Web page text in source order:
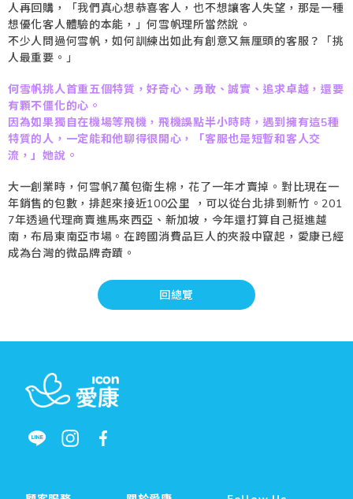
人再回購，「我們真心想恭喜客人，也不想讓客人失望，那是一種
想優化客人體驗的本能，」何雪帆理所當然說。
不少人問過何雪帆，如何訓練出如此有創意又無厘頭的客服？「挑
人最重要。」
何雪帆挑人首重五個特質，好奇心、勇敢、誠實、追求卓越，還要
有顆不僵化的心。
因為如果獨自在機場等飛機，飛機誤點半小時時，遇到擁有這5種
特質的人，一定能和他聊得很開心，「客服也是短暫和客人交
流，」她說。
大一創業時，何雪帆7萬包衛生棉，花了一年才賣掉。對比現在一
年銷售的包數，排起來接近100公里 ，可以從台北排到新竹。201
7年透過代理商賣進馬來西亞、新加坡，今年還打算自己挺進越
南，布局東南亞市場。在跨國消費品巨人的夾殺中竄起，愛康已經
成為台灣的微品牌奇蹟。
回總覽